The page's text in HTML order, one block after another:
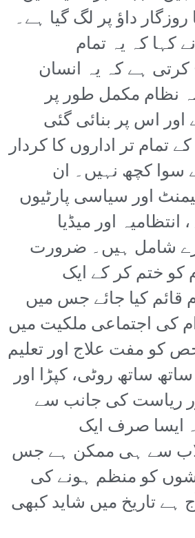
روزگار داؤ پر لگ گیا ہے۔
کہا کہ یہ تمام
ہے کہ یہ انسان
نظام مکمل طور پر
اور اس پر بنائی گئی
تمام تر اداروں کا کردار
سوا کچھ نہیں۔ ان
اور سیاسی پارٹیوں
اور میڈیا
شامل ہیں۔ ضرورت
ختم کر کے ایک
کیا جائے جس میں
کی اجتماعی ملکیت میں
کو مفت علاج اور تعلیم
ساتھ روٹی، کپڑا اور
ریاست کی جانب سے
ایسا صرف ایک
سے ہی ممکن ہے جس
کو منظم ہونے کی
تاریخ میں شاید کبھی